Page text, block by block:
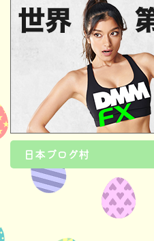
日本ブログ村